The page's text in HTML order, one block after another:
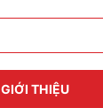
GIỚI THIỆU